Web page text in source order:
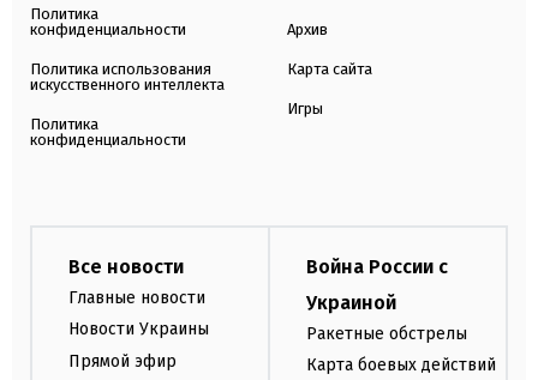
Политика
конфиденциальности
Политика использования
искусственного интеллекта
Политика
конфиденциальности
Архив
Карта сайта
Игры
Все новости
Главные новости
Новости Украины
Прямой эфир
Война России с
Украиной
Ракетные обстрелы
Карта боевых действий